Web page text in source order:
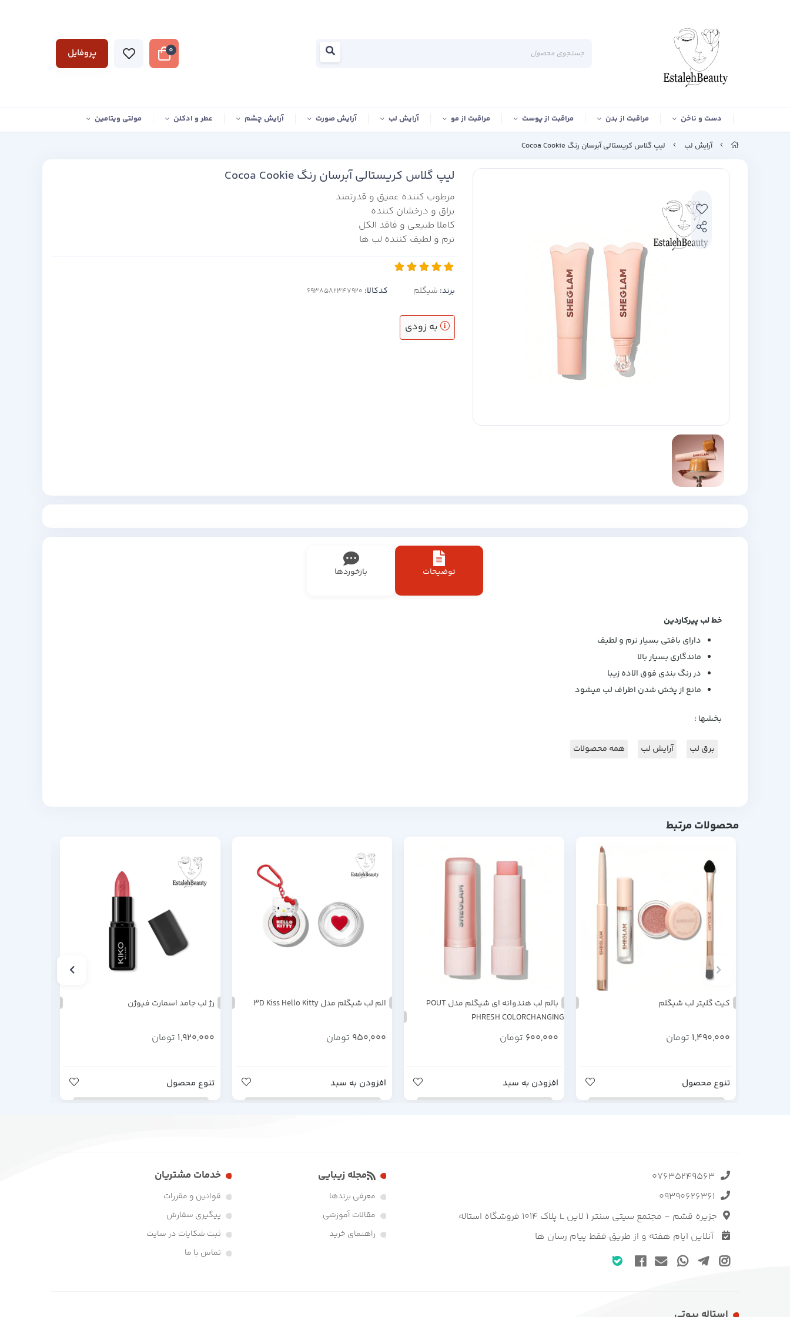
0 پروفایل
دست و ناخن مراقبت از بدن مراقبت از پوست مراقبت از مو آرایش لب آرایش صورت آرایش چشم عطر و ادکلن مولتی ویتامین
آرایش لب لیپ گلاس کریستالی آبرسان رنگ Cocoa Cookie
لیپ گلاس کریستالی آبرسان رنگ Cocoa Cookie
مرطوب کننده عمیق و قدرتمند
براق و درخشان کننده
کاملا طبیعی و فاقد الکل
نرم و لطیف کننده لب ها
برند: شیگلم کدکالا:
به زودی
توضیحات بازخوردها
خط لب پیرکاردین
دارای بافتی بسیار نرم و لطیف
ماندگاری بسیار بالا
در رنگ بندی فوق الاده زیبا
مانع از پخش شدن اطراف لب میشود
بخشها :
برق لب آرایش لب همه محصولات
محصولات مرتبط
کیت گلیتر لب شیگلم
1,490,000 تومان
تنوع محصول
بالم لب هندوانه ای شیگلم مدل POUT
PHRESH COLORCHANGING
600,000 تومان
افزودن به سبد
الم لب شیگلم مدل 3D Kiss Hello Kitty
950,000 تومان
افزودن به سبد
رژ لب جامد اسمارت فیوژن
1,920,000 تومان
تنوع محصول
07635249563
09390626361
جزیره قشم - مجتمع سیتی سنتر 1 لاین L پلاک 1014 فروشگاه استاله
آنلاین ایام هفته و از طریق فقط پیام رسان ها
مجله زیبایی
معرفی برندها
مقالات آموزشی
راهنمای خرید
خدمات مشتریان
قوانین و مقررات
پیگیری سفارش
ثبت شکایات در سایت
تماس با ما